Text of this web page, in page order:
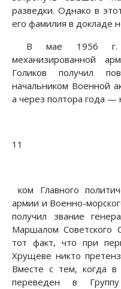
разведки. Однако в
его фамилия в докладе
В мае 1956 г.
механизированной
Голиков получил
начальником Военной
а через полтора года —
11
ком Главного
армии и Военно-
получил звание
Маршалом Советского
тот факт, что при
Хрущеве никто
Вместе с тем, когда
переведен в Группу